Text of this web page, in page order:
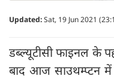
Updated:Sat, 19 Jun 2021
डब्ल्यूटीसी फाइनल के
बाद आज साउथम्प्टन